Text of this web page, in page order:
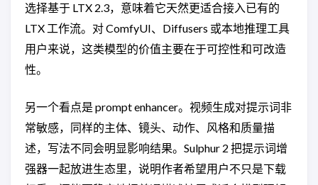
选择基于 LTX 2.3，意味着它天然更适合接入已有的
LTX 工作流。对 ComfyUI、Diffusers 或本地推理工具
用户来说，这类模型的价值主要在于可控性和可改造
性。
另一个看点是 prompt enhancer。视频生成对提示词非
常敏感，同样的主体、镜头、动作、风格和质量描
述，写法不同会明显影响结果。Sulphur 2 把提示词增
强器一起放进生态里，说明作者希望用户不只是下载